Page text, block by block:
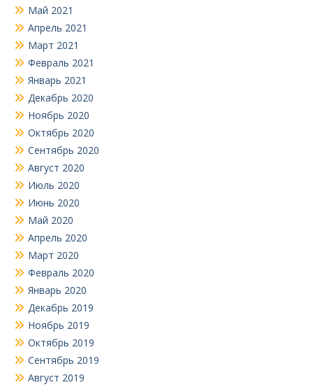
Май 2021
Апрель 2021
Март 2021
Февраль 2021
Январь 2021
Декабрь 2020
Ноябрь 2020
Октябрь 2020
Сентябрь 2020
Август 2020
Июль 2020
Июнь 2020
Май 2020
Апрель 2020
Март 2020
Февраль 2020
Январь 2020
Декабрь 2019
Ноябрь 2019
Октябрь 2019
Сентябрь 2019
Август 2019